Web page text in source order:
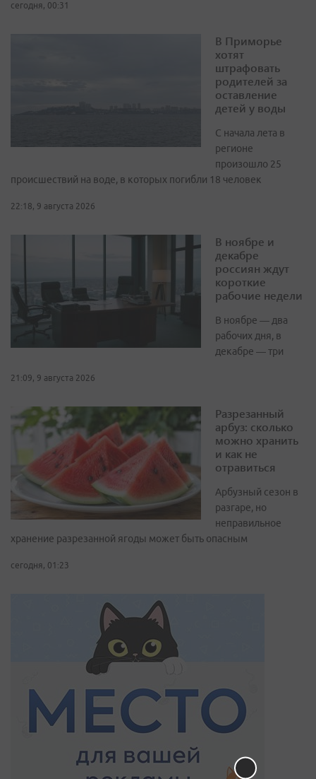
сегодня, 00:31
В Приморье
хотят
штрафовать
родителей за
оставление
детей у воды
С начала лета в
регионе
произошло 25
происшествий на воде, в которых погибли 18 человек
22:18, 9 августа 2026
В ноябре и
декабре
россиян ждут
короткие
рабочие недели
В ноябре — два
рабочих дня, в
декабре — три
21:09, 9 августа 2026
Разрезанный
арбуз: сколько
можно хранить
и как не
отравиться
Арбузный сезон в
разгаре, но
неправильное
хранение разрезанной ягоды может быть опасным
сегодня, 01:23